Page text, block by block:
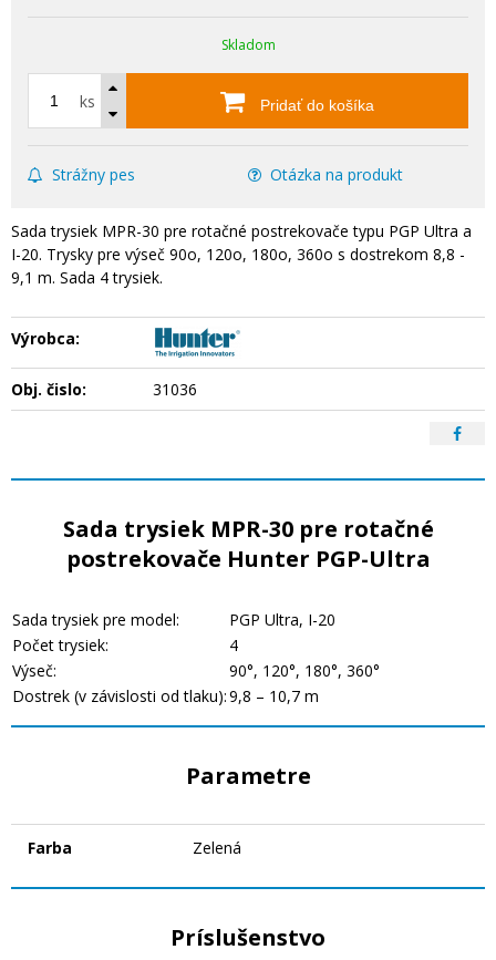
Skladom
ks Pridať do košíka
Strážny pes Otázka na produkt
Sada trysiek MPR-30 pre rotačné postrekovače typu PGP Ultra a
I-20. Trysky pre výseč 90o, 120o, 180o, 360o s dostrekom 8,8 -
9,1 m. Sada 4 trysiek.
Výrobca:
Obj. čislo: 31036
Sada trysiek MPR-30 pre rotačné
postrekovače Hunter PGP-Ultra
Sada trysiek pre model:
PGP Ultra, I-20
Počet trysiek:
4
Výseč:
90°, 120°, 180°, 360°
Dostrek (v závislosti od tlaku):9,8 – 10,7 m
Parametre
Farba Zelená
Príslušenstvo